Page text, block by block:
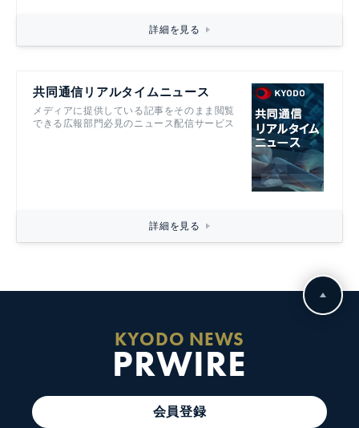
詳細を見る
共同通信リアルタイムニュース
メディアに提供している記事をそのまま閲覧
できる広報部門必見のニュース配信サービス
詳細を見る
KYODO NEWS
PRWIRE
会員登録